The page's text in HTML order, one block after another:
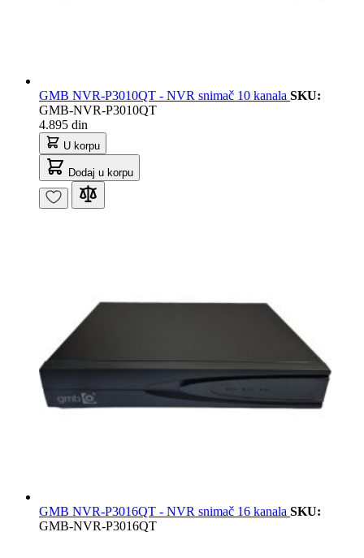
GMB NVR-P3010QT - NVR snimač 10 kanala SKU:
GMB-NVR-P3010QT
4.895 din
U korpu
Dodaj u korpu
GMB NVR-P3016QT - NVR snimač 16 kanala SKU:
GMB-NVR-P3016QT